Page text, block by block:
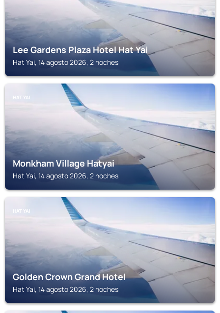
Lee Gardens Plaza Hotel Hat Yai
Hat Yai, 14 agosto 2026, 2 noches
HAT YAI
Monkham Village Hatyai
Hat Yai, 14 agosto 2026, 2 noches
HAT YAI
Golden Crown Grand Hotel
Hat Yai, 14 agosto 2026, 2 noches